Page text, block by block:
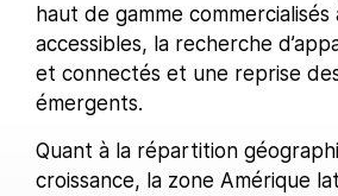
haut de gamme
accessibles, la recherche
et connectés et une reprise
émergents.
Quant à la répartition
croissance, la zone Amérique